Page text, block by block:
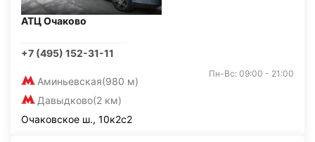
АТЦ Очаково
+7 (495) 152-31-11
Аминьевская(980 м)
Давыдково(2 км)
Пн-Вс: 09:00 - 21:00
Очаковское ш., 10к2с2